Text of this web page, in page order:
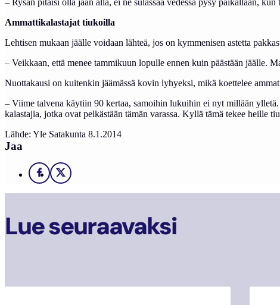
Ammattikalastajat tiukoilla
Lehtisen mukaan jäälle voidaan lähteä, jos on kymmenisen astetta
– Veikkaan, että menee tammikuun lopulle ennen kuin päästään jäälle.
Nuottakausi on kuitenkin jäämässä kovin lyhyeksi, mikä koettelee
– Viime talvena käytiin 90 kertaa, samoihin lukuihin ei nyt millään
kalastajia, jotka ovat pelkästään tämän varassa. Kyllä tämä tekee heille
Lähde: Yle Satakunta 8.1.2014
Jaa
Facebook
X
Lue seuraavaksi